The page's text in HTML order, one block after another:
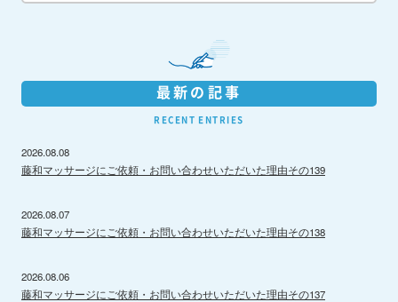
最新の記事
RECENT ENTRIES
2026.08.08
藤和マッサージにご依頼・お問い合わせいただいた理由その139
2026.08.07
藤和マッサージにご依頼・お問い合わせいただいた理由その138
2026.08.06
藤和マッサージにご依頼・お問い合わせいただいた理由その137